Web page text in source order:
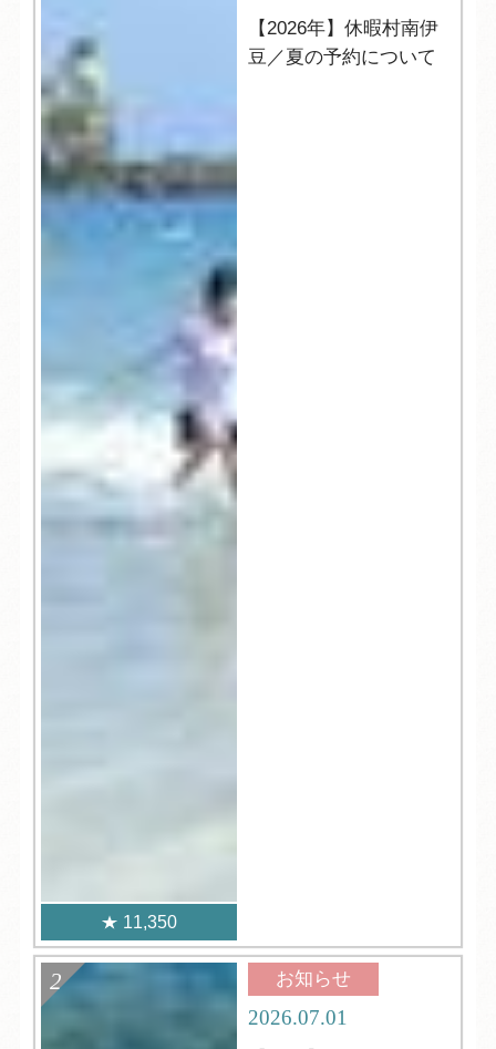
11,350
【2026年】休暇村南伊
豆／夏の予約について
お知らせ
2026.07.01